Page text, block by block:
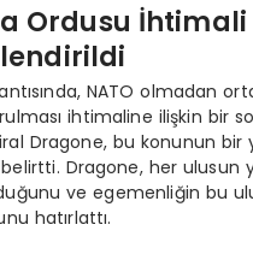
Ordusu İhtimali
NATO olmadan
ihtimaline ilişkin bir
Dragone, bu konunun bir
Dragone, her ulusun
ve egemenliğin bu
hatırlattı.